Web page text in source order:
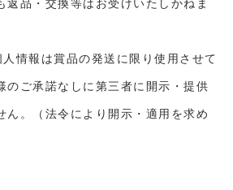
返品・交換等はお受けいたしかねま
情報は賞品の発送に限り使用させて
のご承諾なしに第三者に開示・提供
ん。（法令により開示・適用を求め